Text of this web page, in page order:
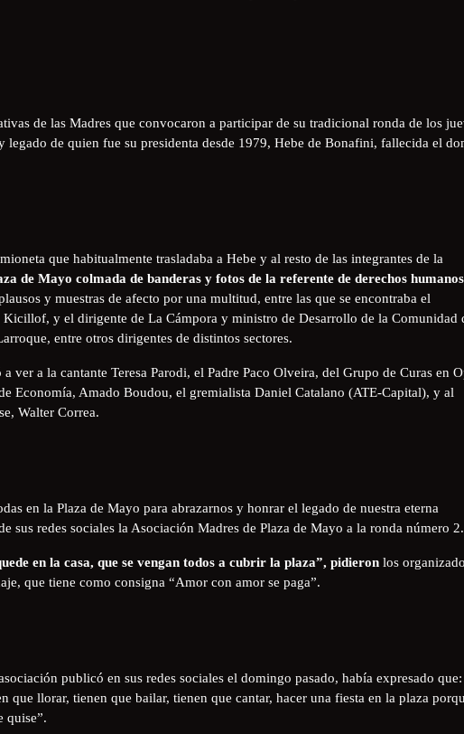
de las Madres que convocaron a participar de su tradicional ronda de los
legado de quien fue su presidenta desde 1979, Hebe de Bonafini, fallecida el
que habitualmente trasladaba a Hebe y al resto de las integrantes de la
de Mayo colmada de banderas y fotos de la referente de derechos humanos
y muestras de afecto por una multitud, entre las que se encontraba el
Kicillof, y el dirigente de La Cámpora y ministro de Desarrollo de la Comunidad
entre otros dirigentes de distintos sectores.
a ver a la cantante Teresa Parodi, el Padre Paco Olveira, del Grupo de Curas en
Economía, Amado Boudou, el gremialista Daniel Catalano (ATE-Capital), y al
Walter Correa.
en la Plaza de Mayo para abrazarnos y honrar el legado de nuestra eterna
sus redes sociales la Asociación Madres de Plaza de Mayo a la ronda número
en la casa, que se vengan todos a cubrir la plaza”, pidieron los
que tiene como consigna “Amor con amor se paga”.
publicó en sus redes sociales el domingo pasado, había expresado que:
que llorar, tienen que bailar, tienen que cantar, hacer una fiesta en la plaza
quise”.